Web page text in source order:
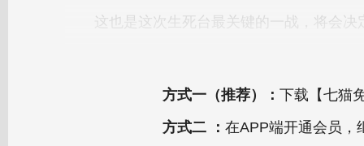
方式一（推荐）： 下载【七猫
方式二 ： 在APP端开通会员，